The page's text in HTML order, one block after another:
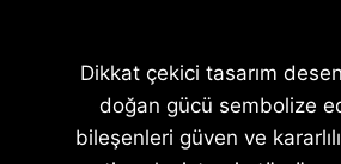
Dikkat çekici tasarım
doğan gücü sembolize
bileşenleri güven ve